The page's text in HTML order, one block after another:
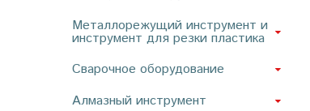
Металлорежущий инструмент и
инструмент для резки пластика
Сварочное оборудование
Алмазный инструмент